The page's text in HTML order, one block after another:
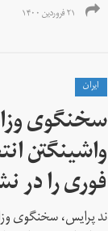
۲۱ فروردین ۱۴۰۰
ايران
سخنگوی
واشینگتن
فوری را در
ند پرایس، سخنگوی